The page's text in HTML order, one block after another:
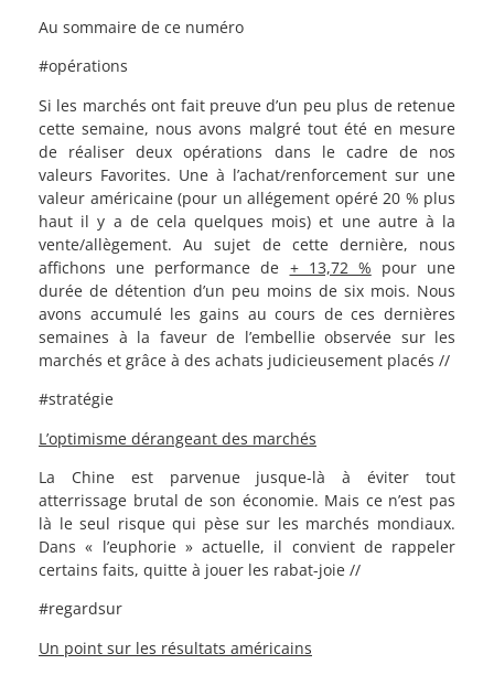
Au sommaire de ce numéro
#opérations
Si les marchés ont fait preuve d’un peu plus de retenue
cette semaine, nous avons malgré tout été en mesure
de réaliser deux opérations dans le cadre de nos
valeurs Favorites. Une à l’achat/renforcement sur une
valeur américaine (pour un allégement opéré 20 % plus
haut il y a de cela quelques mois) et une autre à la
vente/allègement. Au sujet de cette dernière, nous
affichons une performance de + 13,72 % pour une
durée de détention d’un peu moins de six mois. Nous
avons accumulé les gains au cours de ces dernières
semaines à la faveur de l’embellie observée sur les
marchés et grâce à des achats judicieusement placés //
#stratégie
L’optimisme dérangeant des marchés
La Chine est parvenue jusque-là à éviter tout
atterrissage brutal de son économie. Mais ce n’est pas
là le seul risque qui pèse sur les marchés mondiaux.
Dans « l’euphorie » actuelle, il convient de rappeler
certains faits, quitte à jouer les rabat-joie //
#regardsur
Un point sur les résultats américains